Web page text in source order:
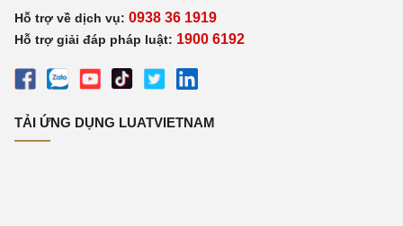
Hỗ trợ về dịch vụ: 0938 36 1919
Hỗ trợ giải đáp pháp luật: 1900 6192
TẢI ỨNG DỤNG LUATVIETNAM